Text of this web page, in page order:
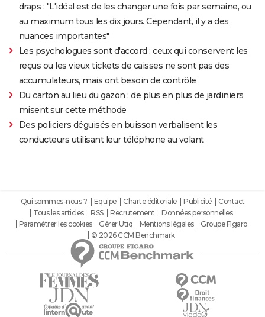
draps : "L'idéal est de les changer une fois par semaine, ou
au maximum tous les dix jours. Cependant, il y a des
nuances importantes"
Les psychologues sont d'accord : ceux qui conservent les
reçus ou les vieux tickets de caisses ne sont pas des
accumulateurs, mais ont besoin de contrôle
Du carton au lieu du gazon : de plus en plus de jardiniers
misent sur cette méthode
Des policiers déguisés en buisson verbalisent les
conducteurs utilisant leur téléphone au volant
Qui sommes-nous ? Equipe Charte éditoriale Publicité
Contact
Tous les articles
RSS Recrutement
Données personnelles
Paramétrer les cookies
Gérer Utiq Mentions légales
Groupe Figaro
© 2026 CCM Benchmark